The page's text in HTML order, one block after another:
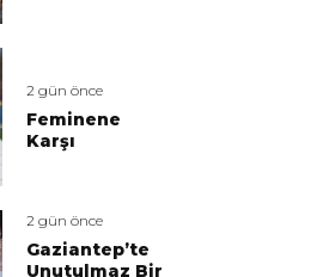
2 gün önce
Feminene
Karşı
2 gün önce
Gaziantep’te
Unutulmaz Bir